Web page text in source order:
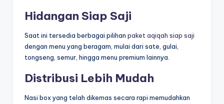
Hidangan Siap Saji
Saat ini tersedia berbagai pilihan paket aqiqah siap saji
dengan menu yang beragam, mulai dari sate, gulai,
tongseng, semur, hingga menu premium lainnya.
Distribusi Lebih Mudah
Nasi box yang telah dikemas secara rapi memudahkan